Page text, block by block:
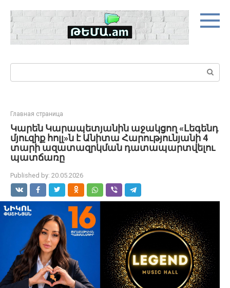
content
Search:
Главная страница
Կարեն Կարապետյանին աջակցող «Լեգենդ
մյուզիք հոլլ»ն է Անիտա Հարությունյանի 4
տարի ազատազրկման դատապարտվելու
պատճառը
Published by: 20.05.2026